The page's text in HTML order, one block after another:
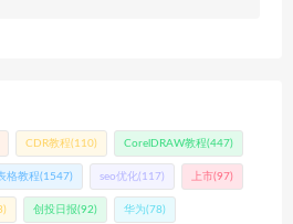
CDR教程(110) CorelDRAW教程(447)
格教程(1547) seo优化(117) 上市(97)
创投日报(92) 华为(78)